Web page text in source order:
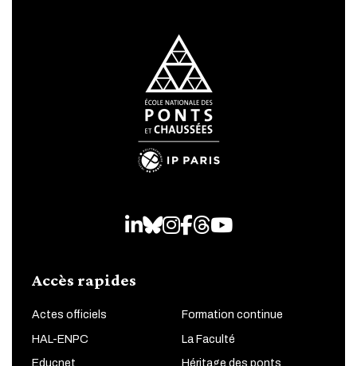
LinkedIn
Bluesky
Instagram
Facebook
Threads
Youtube
Accès rapides
Actes officiels Formation continue
HAL-ENPC La Faculté
Educnet Héritage des ponts